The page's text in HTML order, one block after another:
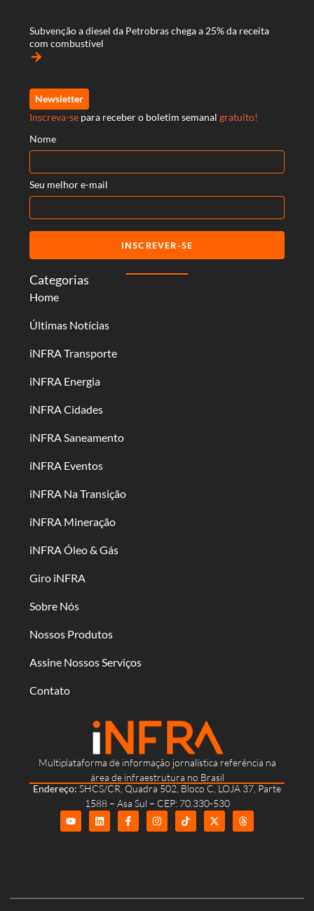
Multiplataforma de informação jornalística referência na
área de infraestrutura no Brasil
Endereço: SHCS/CR, Quadra 502, Bloco C, LOJA 37, Parte
1588 – Asa Sul – CEP: 70.330-530
Categorias
Home
Últimas Notícias
iNFRA Transporte
iNFRA Energia
iNFRA Cidades
iNFRA Saneamento
iNFRA Eventos
iNFRA Na Transição
iNFRA Mineração
iNFRA Óleo & Gás
Giro iNFRA
Sobre Nós
Nossos Produtos
Assine Nossos Serviços
Contato
Subvenção a diesel da Petrobras chega a 25% da receita
com combustível
arrow_forward
Newsletter
Inscreva-se para receber o boletim semanal gratuito!
Nome
Seu melhor e-mail
INSCREVER-SE